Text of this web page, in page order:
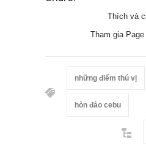
Thích và
Tham gia
những điểm thú vị
hòn đảo cebu